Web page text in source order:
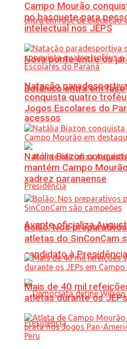
Nova ponte entre os
Botânico entra em
acessos
Avante oficializa
candidato à Presidência
Campo Mourão
no basquete para
intelectual nos JEPS
Natação
conquista quatro
Jogos Escolares do
Natália Biazon
mantém Campo
xadrez paranaense
Bolão: Nos
atletas do SinConCam
Mais de 40 mil
atletas durante os